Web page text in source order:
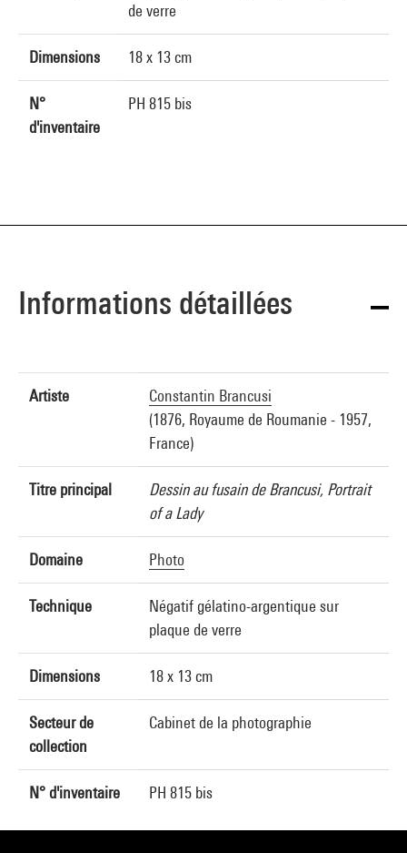
de verre
Dimensions 18 x 13 cm
N°
d'inventaire
PH 815 bis
Informations détaillées
Artiste
Constantin Brancusi
(1876, Royaume de Roumanie - 1957,
France)
Titre principal
Dessin au fusain de Brancusi, Portrait
of a Lady
Domaine Photo
Technique
Négatif gélatino-argentique sur
plaque de verre
Dimensions 18 x 13 cm
Secteur de
collection
Cabinet de la photographie
N° d'inventaire PH 815 bis